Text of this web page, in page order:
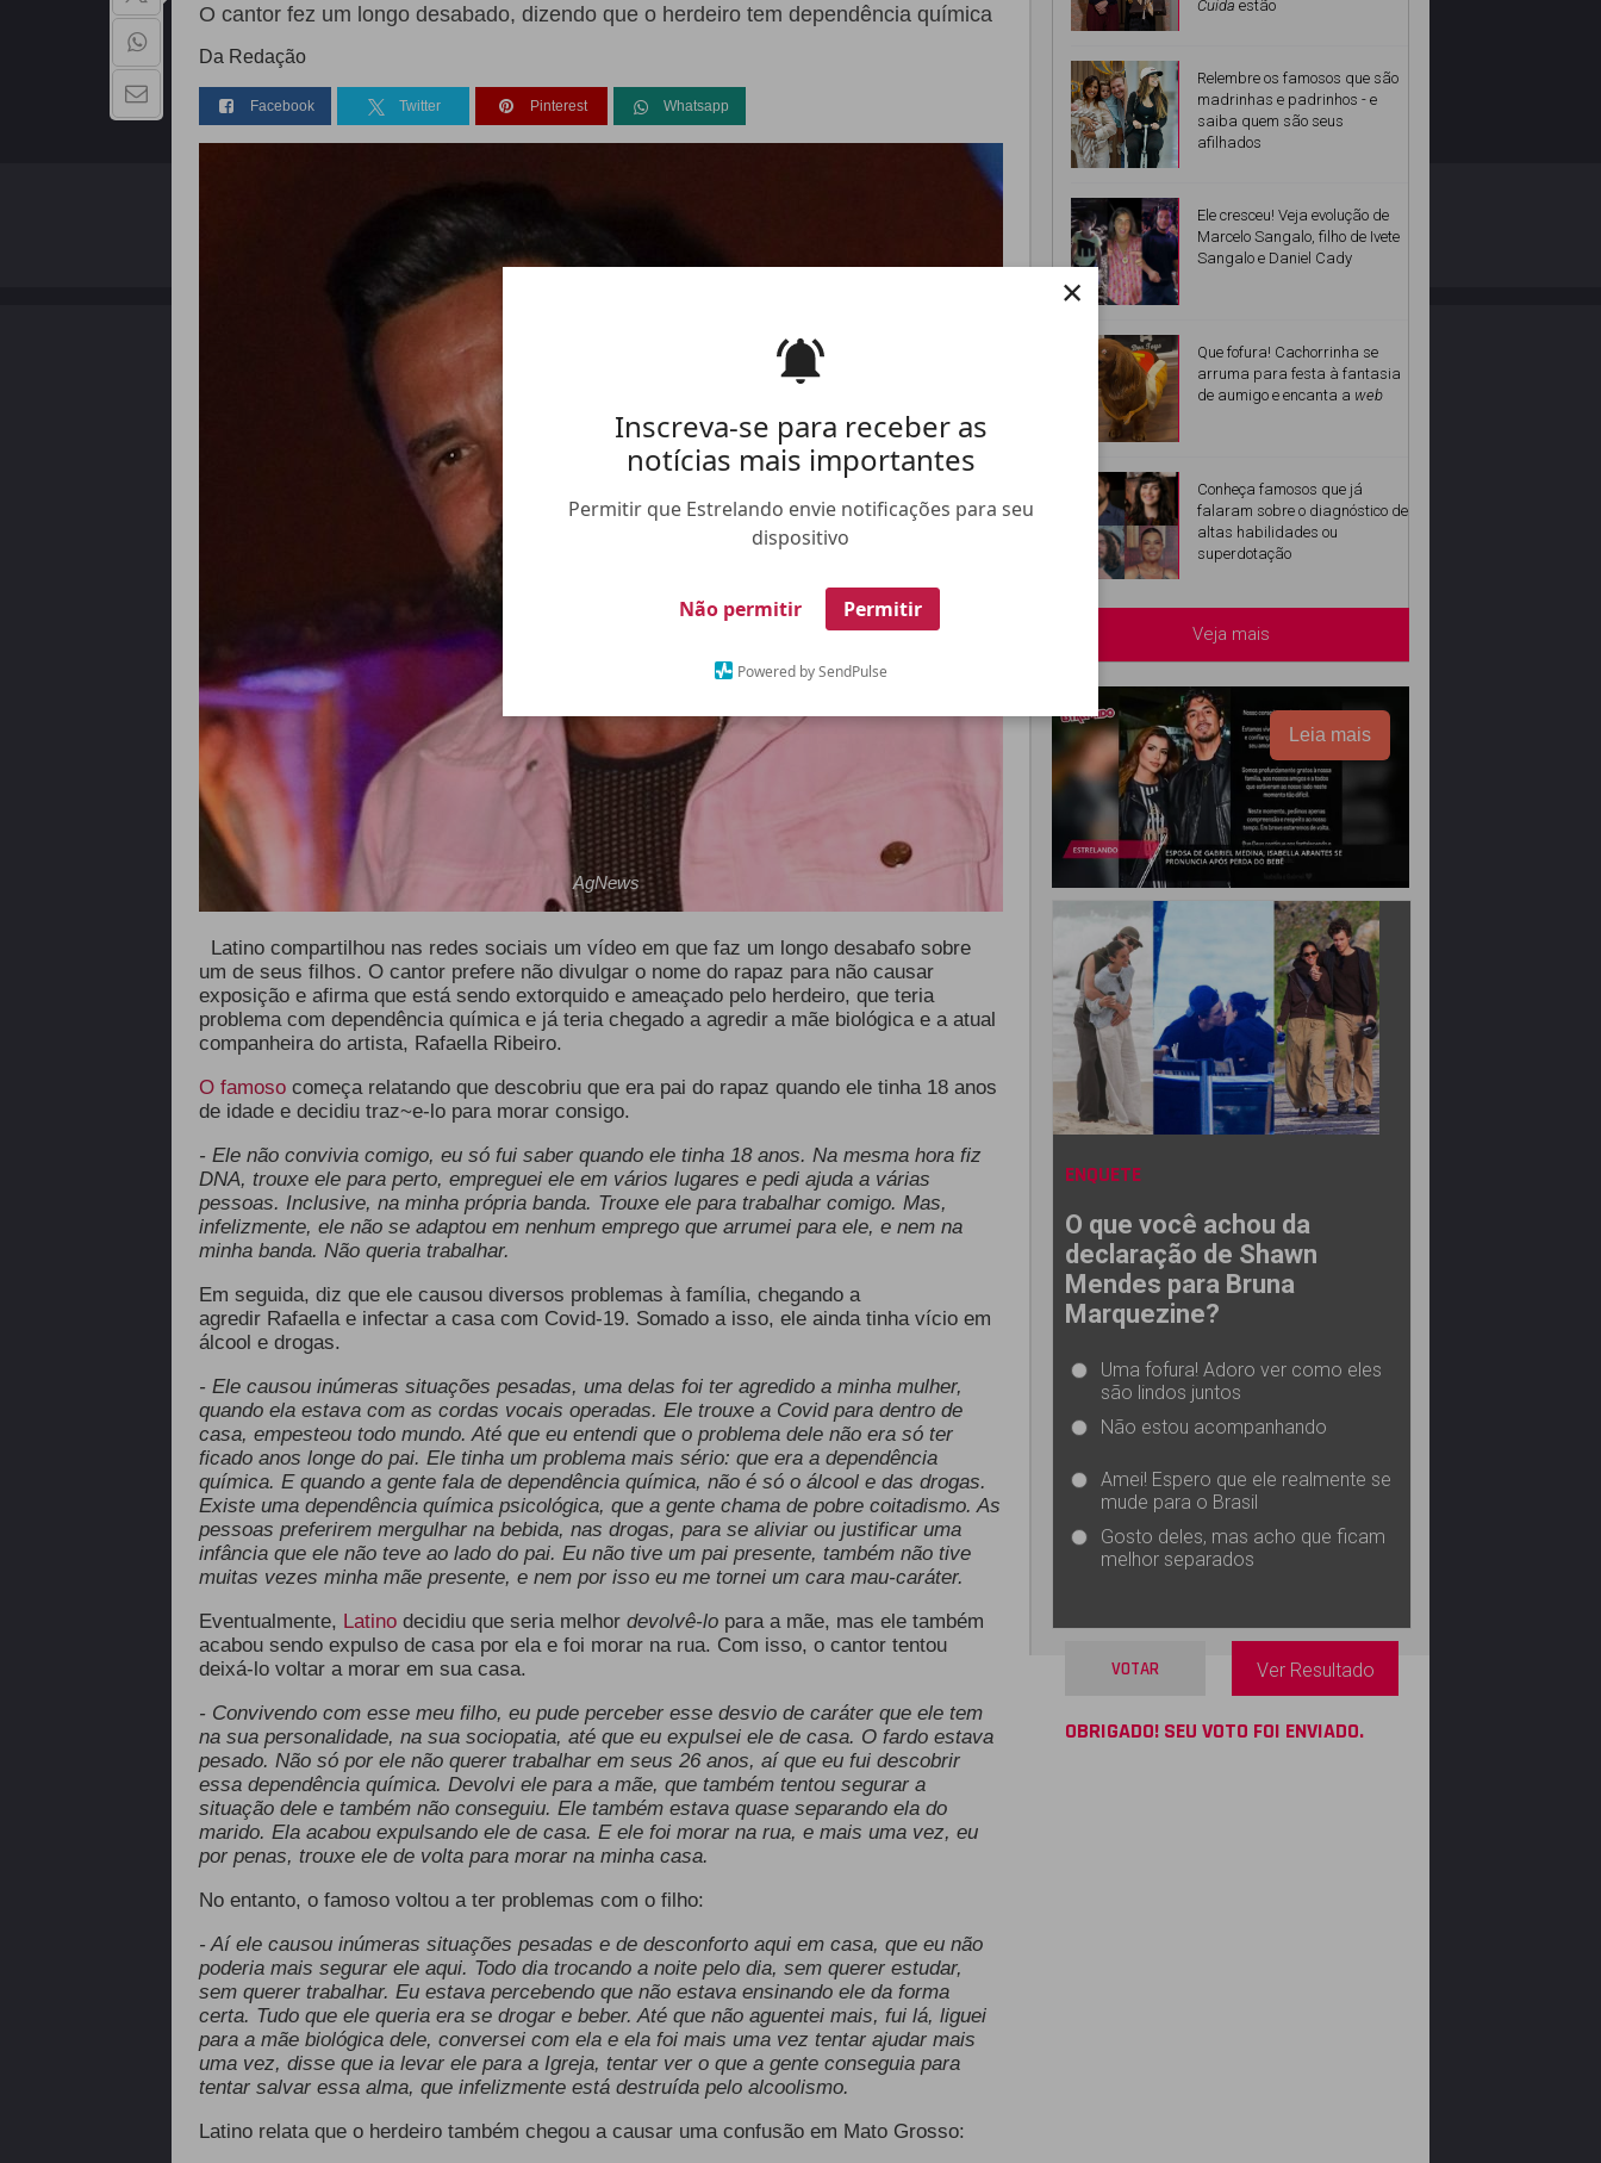
Inscreva-se para receber as
notícias mais importantes
Permitir que Estrelando envie notificações para seu
dispositivo
Não permitir Permitir
Powered by SendPulse
×
O cantor fez um longo desabado, dizendo que o herdeiro tem dependência química
Da Redação
Facebook Twitter Pinterest Whatsapp
AgNews
Latino compartilhou nas redes sociais um vídeo em que faz um longo desabafo sobre
um de seus filhos. O cantor prefere não divulgar o nome do rapaz para não causar
exposição e afirma que está sendo extorquido e ameaçado pelo herdeiro, que teria
problema com dependência química e já teria chegado a agredir a mãe biológica e a atual
companheira do artista, Rafaella Ribeiro.
O famoso começa relatando que descobriu que era pai do rapaz quando ele tinha 18 anos
de idade e decidiu traz~e-lo para morar consigo.
- Ele não convivia comigo, eu só fui saber quando ele tinha 18 anos. Na mesma hora fiz
DNA, trouxe ele para perto, empreguei ele em vários lugares e pedi ajuda a várias
pessoas. Inclusive, na minha própria banda. Trouxe ele para trabalhar comigo. Mas,
infelizmente, ele não se adaptou em nenhum emprego que arrumei para ele, e nem na
minha banda. Não queria trabalhar.
Em seguida, diz que ele causou diversos problemas à família, chegando a
agredir Rafaella e infectar a casa com Covid-19. Somado a isso, ele ainda tinha vício em
álcool e drogas.
- Ele causou inúmeras situações pesadas, uma delas foi ter agredido a minha mulher,
quando ela estava com as cordas vocais operadas. Ele trouxe a Covid para dentro de
casa, empesteou todo mundo. Até que eu entendi que o problema dele não era só ter
ficado anos longe do pai. Ele tinha um problema mais sério: que era a dependência
química. E quando a gente fala de dependência química, não é só o álcool e das drogas.
Existe uma dependência química psicológica, que a gente chama de pobre coitadismo. As
pessoas preferirem mergulhar na bebida, nas drogas, para se aliviar ou justificar uma
infância que ele não teve ao lado do pai. Eu não tive um pai presente, também não tive
muitas vezes minha mãe presente, e nem por isso eu me tornei um cara mau-caráter.
Eventualmente, Latino decidiu que seria melhor devolvê-lo para a mãe, mas ele também
acabou sendo expulso de casa por ela e foi morar na rua. Com isso, o cantor tentou
deixá-lo voltar a morar em sua casa.
- Convivendo com esse meu filho, eu pude perceber esse desvio de caráter que ele tem
na sua personalidade, na sua sociopatia, até que eu expulsei ele de casa. O fardo estava
pesado. Não só por ele não querer trabalhar em seus 26 anos, aí que eu fui descobrir
essa dependência química. Devolvi ele para a mãe, que também tentou segurar a
situação dele e também não conseguiu. Ele também estava quase separando ela do
marido. Ela acabou expulsando ele de casa. E ele foi morar na rua, e mais uma vez, eu
por penas, trouxe ele de volta para morar na minha casa.
No entanto, o famoso voltou a ter problemas com o filho:
- Aí ele causou inúmeras situações pesadas e de desconforto aqui em casa, que eu não
poderia mais segurar ele aqui. Todo dia trocando a noite pelo dia, sem querer estudar,
sem querer trabalhar. Eu estava percebendo que não estava ensinando ele da forma
certa. Tudo que ele queria era se drogar e beber. Até que não aguentei mais, fui lá, liguei
para a mãe biológica dele, conversei com ela e ela foi mais uma vez tentar ajudar mais
uma vez, disse que ia levar ele para a Igreja, tentar ver o que a gente conseguia para
tentar salvar essa alma, que infelizmente está destruída pelo alcoolismo.
Latino relata que o herdeiro também chegou a causar uma confusão em Mato Grosso:
Cuida estão
Relembre os famosos que são
madrinhas e padrinhos - e
saiba quem são seus
afilhados
Ele cresceu! Veja evolução de
Marcelo Sangalo, filho de Ivete
Sangalo e Daniel Cady
Que fofura! Cachorrinha se
arruma para festa à fantasia
de aumigo e encanta a web
Conheça famosos que já
falaram sobre o diagnóstico de
altas habilidades ou
superdotação
Veja mais
Leia mais
ENQUETE
O que você achou da
declaração de Shawn
Mendes para Bruna
Marquezine?
Uma fofura! Adoro ver como eles
são lindos juntos
Não estou acompanhando
Amei! Espero que ele realmente se
mude para o Brasil
Gosto deles, mas acho que ficam
melhor separados
VOTAR Ver Resultado
OBRIGADO! SEU VOTO FOI ENVIADO.
TRABALHE NO ESTRELANDO
Copyright - 2026 | Todos os direitos reservados Desenvolvido por